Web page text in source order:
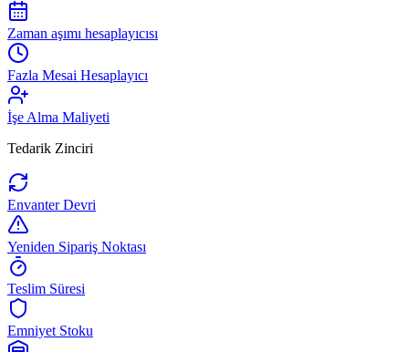
Zaman aşımı hesaplayıcısı
Fazla Mesai Hesaplayıcı
İşe Alma Maliyeti
Tedarik Zinciri
Envanter Devri
Yeniden Sipariş Noktası
Teslim Süresi
Emniyet Stoku